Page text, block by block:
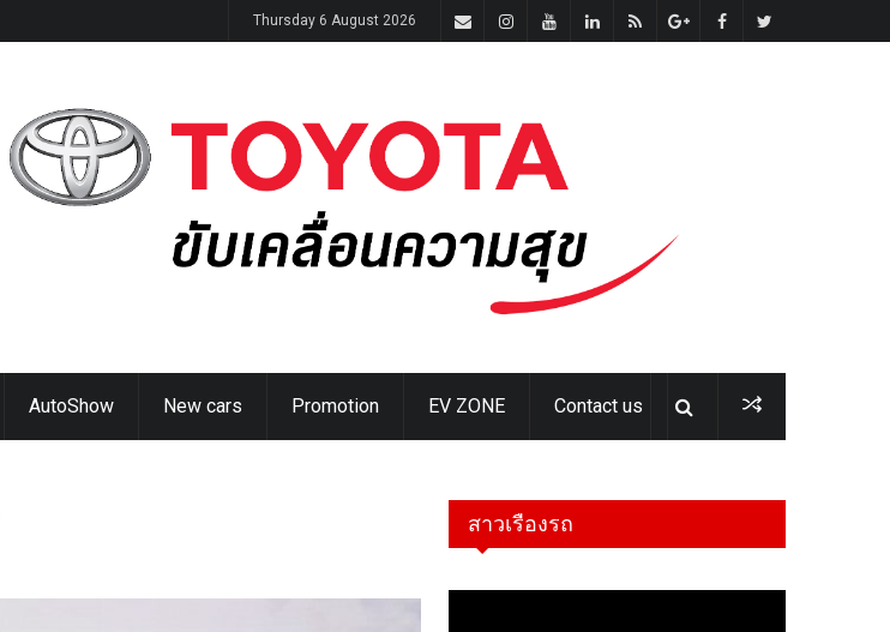
Thursday 6 August 2026
AutoShow New cars Promotion EV ZONE Contact us
สาวเรืองรถ